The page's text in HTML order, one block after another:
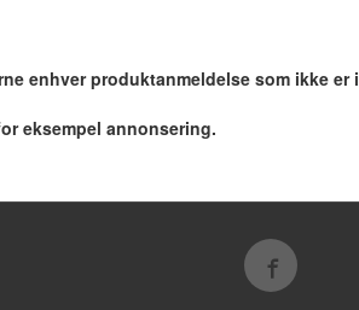
enhver produktanmeldelse som ikke
eksempel annonsering.